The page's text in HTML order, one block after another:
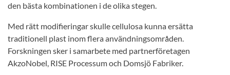
den bästa kombinationen i de olika stegen.
Med rätt modifieringar skulle cellulosa kunna ersätta
traditionell plast inom flera användningsområden.
Forskningen sker i samarbete med partnerföretagen
AkzoNobel, RISE Processum och Domsjö Fabriker.